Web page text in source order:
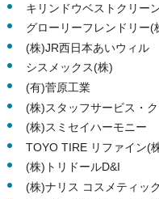
キリンドウベストクリー
グローリーフレンドリー(
(株)JR西日本あいウィル
シスメックス(株)
(有)菅原工業
(株)スタッフサービス・
(株)スミセイハーモニー
TOYO TIRE リファイン(
(株)トリドールD&I
(株)ナリス コスメティッ